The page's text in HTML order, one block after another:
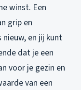
winst. Een
grip en
en jij kunt
dat je een
voor je gezin en
van een